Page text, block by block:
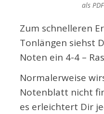
als PDF
Zum schnelleren
Tonlängen siehst
Noten ein 4-4 –
Normalerweise
Notenblatt nicht
es erleichtert Dir